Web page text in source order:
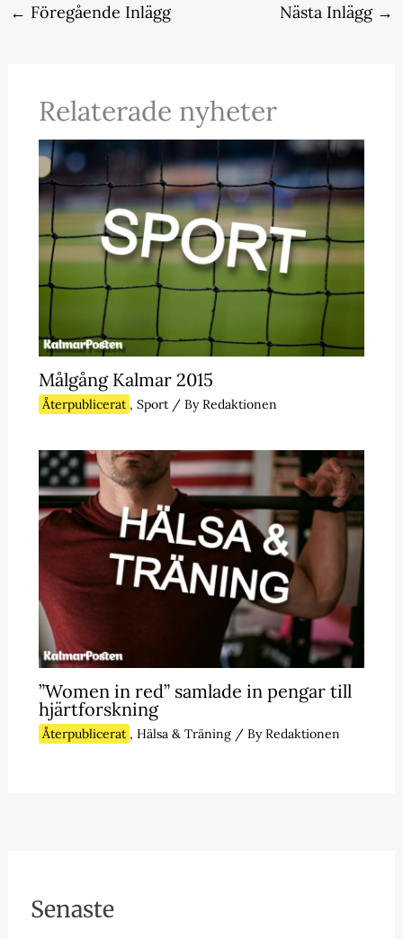
← Föregående Inlägg Nästa Inlägg →
Relaterade nyheter
Målgång Kalmar 2015
Återpublicerat , Sport/ ByRedaktionen
”Women in red” samlade in pengar till
hjärtforskning
Återpublicerat , Hälsa & Träning/ ByRedaktionen
Senaste